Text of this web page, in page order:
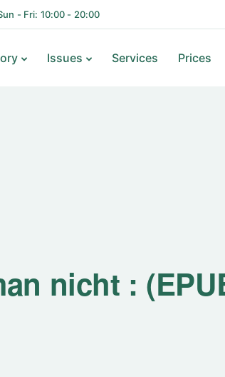
- Fri: 10:00 - 20:00
Issues Services Prices
nicht :